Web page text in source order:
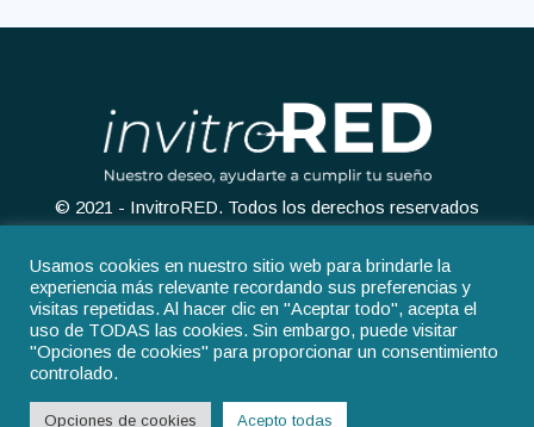
© 2021 - InvitroRED. Todos los derechos reservados
Aviso legal
Política de privacidad
Usamos cookies en nuestro sitio web para brindarle la
experiencia más relevante recordando sus preferencias y
visitas repetidas. Al hacer clic en "Aceptar todo", acepta el
uso de TODAS las cookies. Sin embargo, puede visitar
"Opciones de cookies" para proporcionar un consentimiento
controlado.
Opciones de cookies Acepto todas